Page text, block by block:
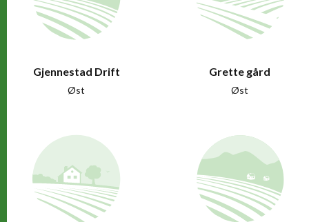
Gjennestad Drift
Øst
Grette gård
Øst